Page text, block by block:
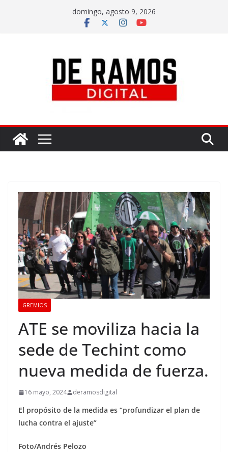
domingo, agosto 9, 2026
GREMIOS
ATE se moviliza hacia la
sede de Techint como
nueva medida de fuerza.
16 mayo, 2024 deramosdigital
El propósito de la medida es “profundizar el plan de
lucha contra el ajuste”
Foto/Andrés Pelozo